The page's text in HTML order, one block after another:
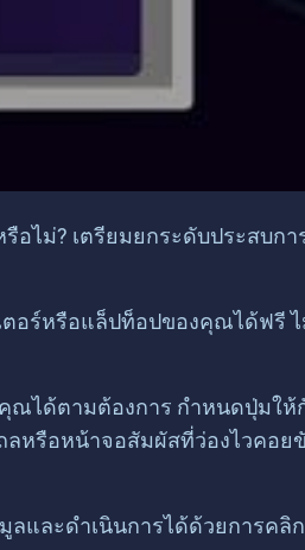
ไม่? เตรียมยกระดับประสบก
อร์หรือแล็ปท็อปของคุณได้ฟรี
ณได้ตามต้องการ กำหนดปุ่มใ
หรือหน้าจอสัมผัสที่ว่องไวคอ
และดำเนินการได้ด้วยการคลิ